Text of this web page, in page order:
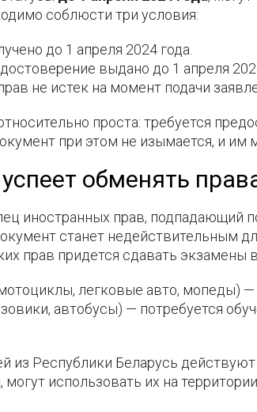
соблюсти три условия:
до 1 апреля 2024 года.
выдано до 1 апреля
не истек на момент подачи
проста: требуется
при этом не изымается, и им
обменять
иностранных прав, подпадающий
станет недействительным
прав придется сдавать
легковые авто, мопеды)
автобусы) — потребуется
из Республики Беларусь
использовать их на